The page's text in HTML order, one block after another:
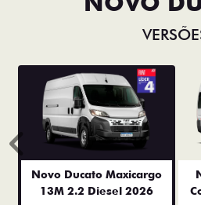
Novo Ducato Maxicargo
13M 2.2 Diesel 2026
Anterior